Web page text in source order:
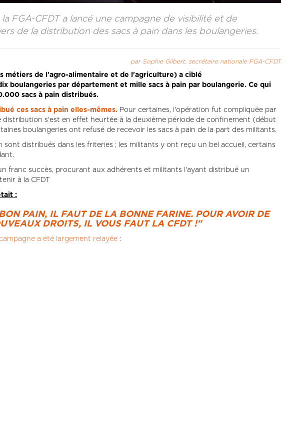
FGA-CFDT a lancé une campagne de visibilité et de
de la distribution des sacs à pain dans les boulangeries.
par Sophie Gilbert, secrétaire nationale FGA-CFDT
métiers de l'agro-alimentaire et de l'agriculture) a ciblé
boulangeries par département et mille sacs à pain par boulangerie. Ce qui
sacs à pain distribués.
ces sacs à pain elles-mêmes. Pour certaines, l'opération fut compliquée par
distribution s'est en effet heurtée à la deuxième période de confinement (début
boulangeries ont refusé de recevoir les sacs à pain de la part des militants.
sont distribués dans les friteries ; les militants y ont reçu un bel accueil, certains
franc succès, procurant aux adhérents et militants l'ayant distribué un
à la CFDT
:
PAIN, IL FAUT DE LA BONNE FARINE. POUR AVOIR DE
DROITS, IL VOUS FAUT LA CFDT !"
a été largement relayée :